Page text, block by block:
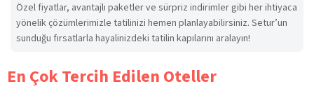
Özel fiyatlar, avantajlı paketler ve sürpriz indirimler gibi her ihtiyaca
yönelik çözümlerimizle tatilinizi hemen planlayabilirsiniz. Setur’un
sunduğu fırsatlarla hayalinizdeki tatilin kapılarını aralayın!
En Çok Tercih Edilen Oteller